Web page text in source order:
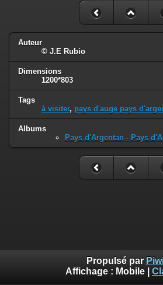
Auteur
© J.E Rubio
Dimensions
1200*803
Tags
à visiter, pays d'auge pays
Albums
Pays d'Argentan - Pays
Propulsé par
Affichage : Mobile